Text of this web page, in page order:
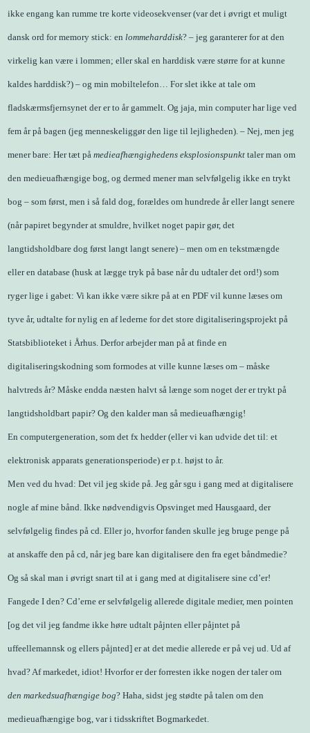
ikke engang kan rumme tre korte videosekvenser (var det i øvrigt et muligt
dansk ord for memory stick: en lommeharddisk? – jeg garanterer for at den
virkelig kan være i lommen; eller skal en harddisk være større for at kunne
kaldes harddisk?) – og min mobiltelefon… For slet ikke at tale om
fladskærmsfjernsynet der er to år gammelt. Og jaja, min computer har lige ved
fem år på bagen (jeg menneskeliggør den lige til lejligheden). – Nej, men jeg
mener bare: Her tæt på medieafhængighedens eksplosionspunkttaler man om
den medieuafhængige bog, og dermed mener man selvfølgelig ikke en trykt
bog – som først, men i så fald dog, forældes om hundrede år eller langt senere
(når papiret begynder at smuldre, hvilket noget papir gør, det
langtidsholdbare dog først langt langt senere) – men om en tekstmængde
eller en database (husk at lægge tryk på base når du udtaler det ord!) som
ryger lige i gabet: Vi kan ikke være sikre på at en PDF vil kunne læses om
tyve år, udtalte for nylig en af lederne for det store digitaliseringsprojekt på
Statsbiblioteket i Århus. Derfor arbejder man på at finde en
digitaliseringskodning som formodes at ville kunne læses om – måske
halvtreds år? Måske endda næsten halvt så længe som noget der er trykt på
langtidsholdbart papir? Og den kalder man så medieuafhængig!
En computergeneration, som det fx hedder (eller vi kan udvide det til: et
elektronisk apparats generationsperiode) er p.t. højst to år.
Men ved du hvad: Det vil jeg skide på. Jeg går sgu i gang med at digitalisere
nogle af mine bånd. Ikke nødvendigvis Opsvinget med Hausgaard, der
selvfølgelig findes på cd. Eller jo, hvorfor fanden skulle jeg bruge penge på
at anskaffe den på cd, når jeg bare kan digitalisere den fra eget båndmedie?
Og så skal man i øvrigt snart til at i gang med at digitalisere sine cd’er!
Fangede I den? Cd’erne er selvfølgelig allerede digitale medier, men pointen
[og det vil jeg fandme ikke høre udtalt påjnten eller påjntet på
uffeellemannsk og ellers påjnted] er at det medie allerede er på vej ud. Ud af
hvad? Af markedet, idiot! Hvorfor er der forresten ikke nogen der taler om
den markedsuafhængige bog? Haha, sidst jeg stødte på talen om den
medieuafhængige bog, var i tidsskriftet Bogmarkedet.